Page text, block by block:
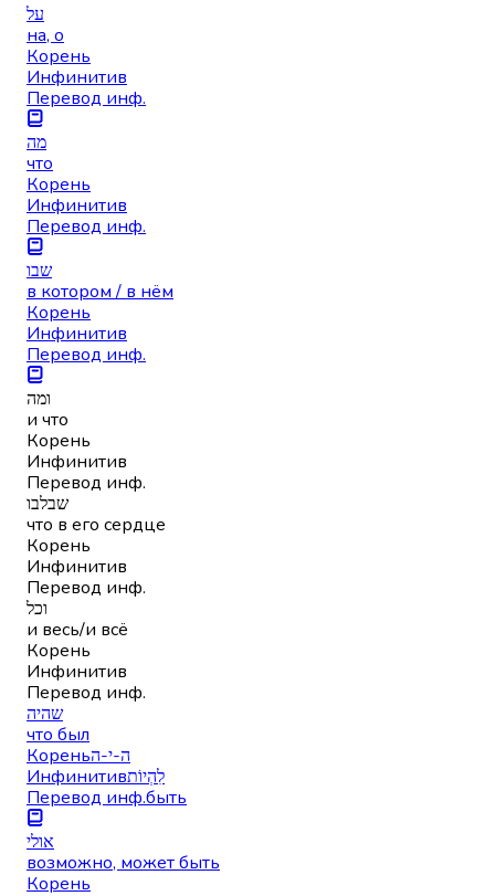
על
на, о
Корень
Инфинитив
Перевод инф.
מה
что
Корень
Инфинитив
Перевод инф.
שבו
в котором / в нём
Корень
Инфинитив
Перевод инф.
ומה
и что
Корень
Инфинитив
Перевод инф.
שבלבו
что в его сердце
Корень
Инфинитив
Перевод инф.
וכל
и весь/и всё
Корень
Инфинитив
Перевод инф.
שהיה
что был
Кореньה-י-ה
Инфинитивלִהְיוֹת
Перевод инф.быть
אולי
возможно, может быть
Корень